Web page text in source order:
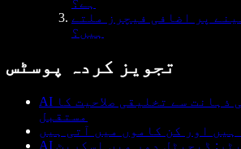
ہے؟
پر اضافی فیچرز ملتے
ہیں؟
تجویز کردہ پوسٹس
AI کی تخلیق: مصنوعی ذہانت سے تخلیقی صلاحیت کا
مستقبل
ہیں اور کن کاموں میں آتی ہیں
AI اسکرپٹ جنریٹر: ڈیجیٹل دور میں اسکرپٹ